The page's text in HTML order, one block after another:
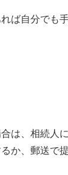
ば自分でも
は、相続人
か、郵送で